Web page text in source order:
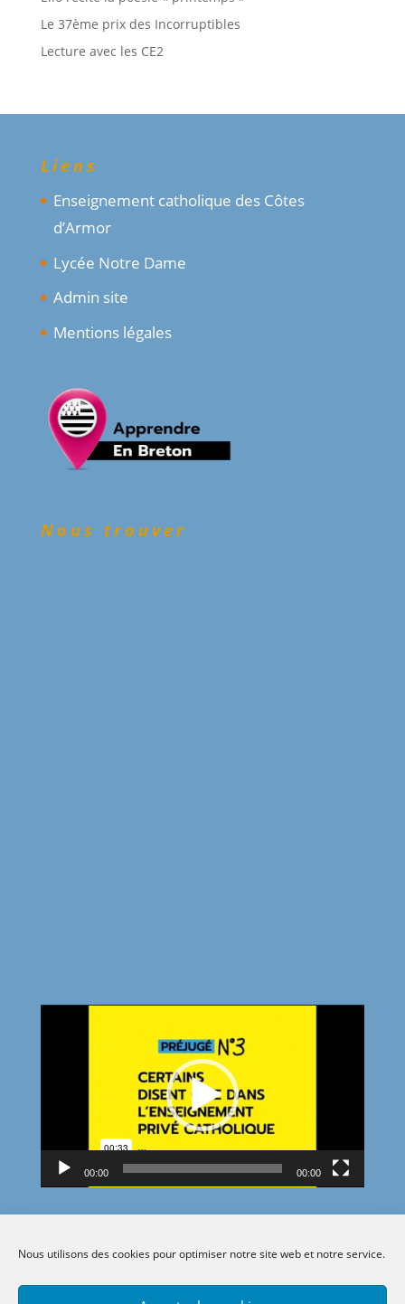
Nous utilisons des cookies pour optimiser notre site web et notre service.
Le 37ème prix des Incorruptibles
Lecture avec les CE2
Liens
Enseignement catholique des Côtes
d’Armor
Lycée Notre Dame
Admin site
Mentions légales
Nous trouver
00:00 00:00